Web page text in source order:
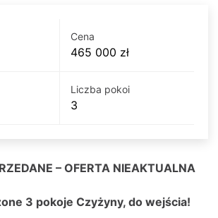
Cena
465 000 zł
Liczba pokoi
3
– OFERTA NIEAKTUALNA
3 pokoje Czyżyny, do wejścia!